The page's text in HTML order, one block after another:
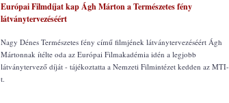
Európai Filmdíjat kap Ágh Márton a Természetes fény
látványtervezéséért
Nagy Dénes Természetes fény című filmjének látványtervezéséért Ágh
Mártonnak ítélte oda az Európai Filmakadémia idén a legjobb
látványtervező díját - tájékoztatta a Nemzeti Filmintézet kedden az MTI-
t.